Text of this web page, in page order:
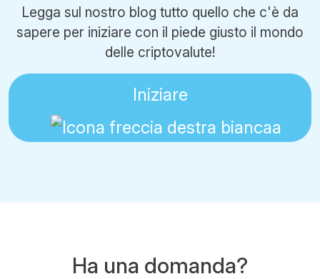
Legga sul nostro blog tutto quello che c'è da
sapere per iniziare con il piede giusto il mondo
delle criptovalute!
Iniziare
Ha una domanda?